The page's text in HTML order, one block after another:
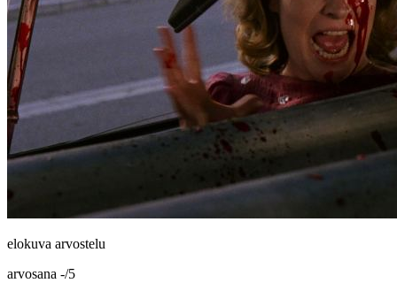
elokuva arvostelu
arvosana -/5